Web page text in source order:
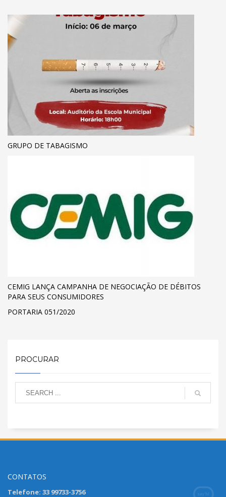
GRUPO DE TABAGISMO
CEMIG LANÇA CAMPANHA DE NEGOCIAÇÃO DE DÉBITOS
PARA SEUS CONSUMIDORES
PORTARIA 051/2020
PROCURAR
CONTATOS
Telefone: 33 99733-3756